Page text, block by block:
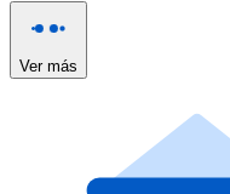
Ver más